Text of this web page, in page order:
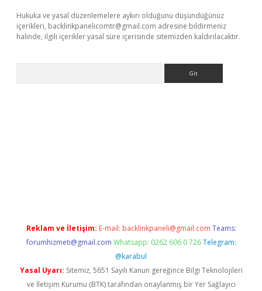
Hukuka ve yasal düzenlemelere aykırı olduğunu düşündüğünüz
içerikleri, backlinkpanelicomtr@gmail.com adresine bildirmeniz
halinde, ilgili içerikler yasal süre içerisinde sitemizden kaldırılacaktır.
Reklam ve İletişim: E-mail: backlinkpaneli@gmail.com Teams:
forumhizmeti@gmail.com Whatsapp: 0262 606 0 726 Telegram:
@karabul
Yasal Uyarı: Sitemiz, 5651 Sayılı Kanun gereğince Bilgi Teknolojileri
ve İletişim Kurumu (BTK) tarafından onaylanmış bir Yer Sağlayıcı